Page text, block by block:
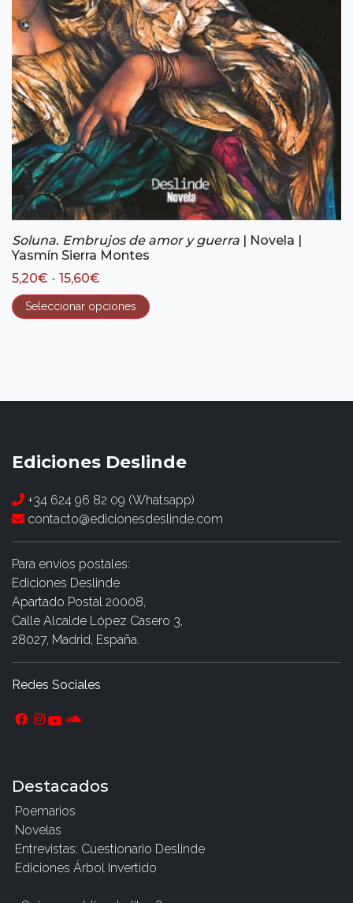
Soluna. Embrujos de amor y guerra | Novela |
Yasmín Sierra Montes
5,20€ - 15,60€
precios:
desde
Seleccionar opciones
Ediciones Deslinde
+34 624 96 82 09 (Whatsapp)
contacto@edicionesdeslinde.com
Para envíos postales:
Ediciones Deslinde
Apartado Postal 20008,
Calle Alcalde López Casero 3,
28027, Madrid, España.
Redes Sociales
Destacados
Poemarios
Novelas
Entrevistas: Cuestionario Deslinde
Ediciones Árbol Invertido